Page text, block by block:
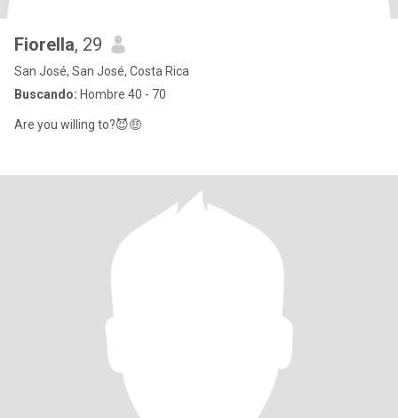
Fiorella, 29
San José, San José, Costa Rica
Buscando: Hombre 40 - 70
Are you willing to?😈🤑